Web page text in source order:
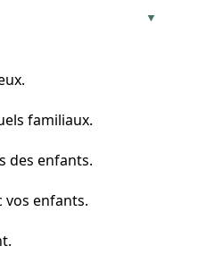
familiaux.
des enfants.
vos enfants.